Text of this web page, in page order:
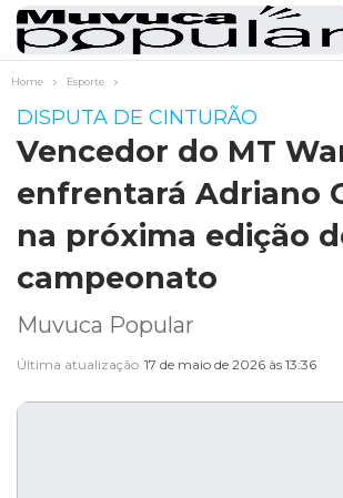
Home Esporte
DISPUTA DE CINTURÃO
Vencedor do MT
enfrentará Adriano
na próxima edição
campeonato
Muvuca Popular
Última atualização 17 de maio de 2026 às 13:36